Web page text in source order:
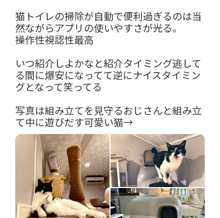
猫トイレの掃除が自動で便利過ぎるのは当
然ながらアプリの使いやすさが光る。
操作性視認性最高
いつ紹介しよかなと紹介タイミング逃して
る間に爆安になってて逆にナイスタイミン
グとなって笑ってる
写真は組み立てを見守るおじさんと組み立
て中に遊びだす可愛い猫→